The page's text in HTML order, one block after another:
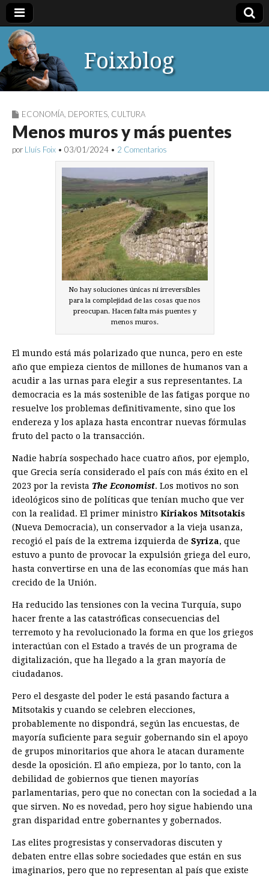
Foixblog
ECONOMÍA DEPORTES CULTURA
Menos muros y más puentes
por Lluís Foix • 03/01/2024 • 2 Comentarios
No hay soluciones únicas ni irreversibles
para la complejidad de las cosas que nos
preocupan. Hacen falta más puentes y
menos muros.
El mundo está más polarizado que nunca, pero en este
año que empieza cientos de millones de humanos van a
acudir a las urnas para elegir a sus representantes. La
democracia es la más sostenible de las fatigas porque no
resuelve los problemas definitivamente, sino que los
endereza y los aplaza hasta encontrar nuevas fórmulas
fruto del pacto o la transacción.
Nadie habría sospechado hace cuatro años, por ejemplo,
que Grecia sería considerado el país con más éxito en el
2023 por la revista The Economist. Los motivos no son
ideológicos sino de políticas que tenían mucho que ver
con la realidad. El primer ministro Kiriakos Mitsotakis
(Nueva Democracia), un conservador a la vieja usanza,
recogió el país de la extrema izquierda de Syriza, que
estuvo a punto de provocar la expulsión griega del euro,
hasta convertirse en una de las economías que más han
crecido de la Unión.
Ha reducido las tensiones con la vecina Turquía, supo
hacer frente a las catastróficas consecuencias del
terremoto y ha revolucionado la forma en que los griegos
interactúan con el Estado a través de un programa de
digitalización, que ha llegado a la gran mayoría de
ciudadanos.
Pero el desgaste del poder le está pasando factura a
Mitsotakis y cuando se celebren elecciones,
probablemente no dispondrá, según las encuestas, de
mayoría suficiente para seguir gobernando sin el apoyo
de grupos minoritarios que ahora le atacan duramente
desde la oposición. El año empieza, por lo tanto, con la
debilidad de gobiernos que tienen mayorías
parlamentarias, pero que no conectan con la sociedad a la
que sirven. No es novedad, pero hoy sigue habiendo una
gran disparidad entre gobernantes y gobernados.
Las elites progresistas y conservadoras discuten y
debaten entre ellas sobre sociedades que están en sus
imaginarios, pero que no representan al país que existe